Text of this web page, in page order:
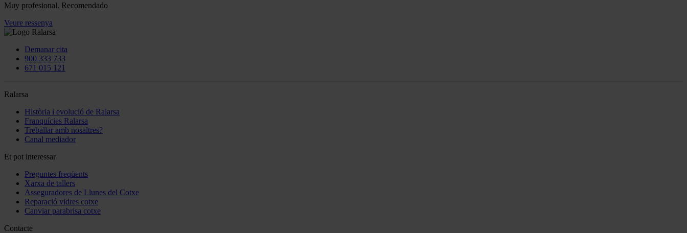
Muy profesional. Recomendado
Veure ressenya
Demanar cita
900 333 733
671 015 121
Ralarsa
Història i evolució de Ralarsa
Franquícies Ralarsa
Treballar amb nosaltres?
Canal mediador
Et pot interessar
Preguntes freqüents
Xarxa de tallers
Asseguradores de Llunes del Cotxe
Reparació vidres cotxe
Canviar parabrisa cotxe
Contacte